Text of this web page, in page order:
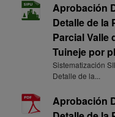
Aprobación
Detalle de la
Parcial Valle
Tuineje por
Sistematización
Detalle de la...
Aprobación